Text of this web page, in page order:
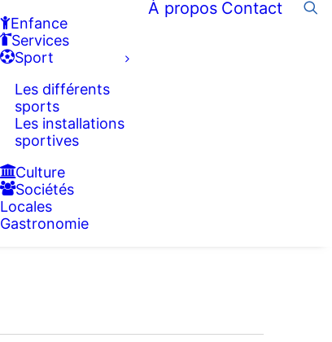
Enfance
Services
Sport
Les différents
sports
Les installations
sportives
Culture
Sociétés
Locales
Gastronomie
À propos Contact